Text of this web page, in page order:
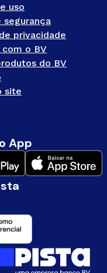
uso
segurança
privacidade
com o BV
do BV
site
App